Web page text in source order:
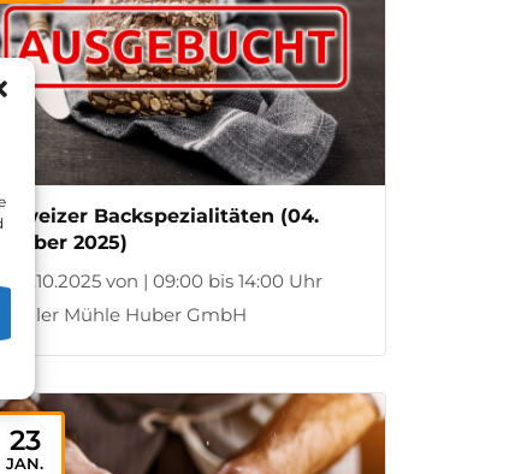
Backspezialitäten (04.
2025)
04.10.2025 von | 09:00 bis 14:00 Uhr
Zeller Mühle Huber GmbH
23
JAN.